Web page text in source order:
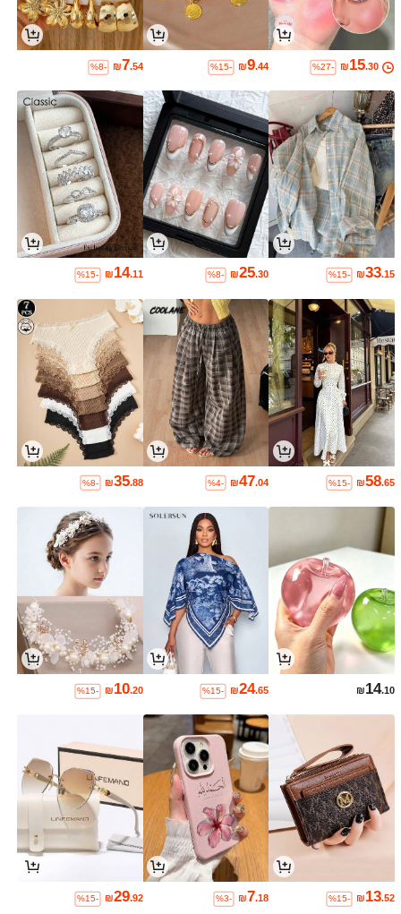
₪15.30
%27-
₪9.44
%15-
₪7.54
%8-
₪33.15
%15-
₪25.30
%8-
₪14.11
%15-
₪58.65
%15-
₪47.04
%4-
₪35.88
%8-
₪14.10
₪24.65
%15-
₪10.20
%15-
₪13.52
%15-
₪7.18
%3-
₪29.92
%15-